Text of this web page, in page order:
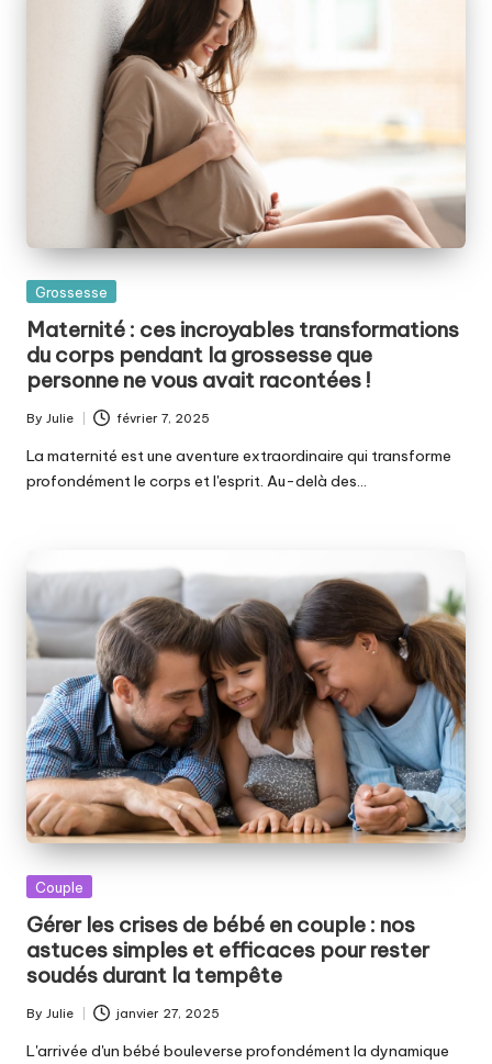
Posted
Grossesse
Maternité : ces incroyables transformations
du corps pendant la grossesse que
personne ne vous avait racontées !
Posted
by
By Julie février 7, 2025
La maternité est une aventure extraordinaire qui transforme
profondément le corps et l'esprit. Au-delà des…
Posted
Couple
Gérer les crises de bébé en couple : nos
astuces simples et efficaces pour rester
soudés durant la tempête
Posted
by
By Julie janvier 27, 2025
L'arrivée d'un bébé bouleverse profondément la dynamique